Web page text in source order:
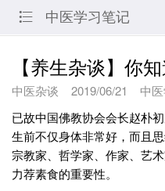
 中医学习笔记
【养生杂谈】你
中医杂谈 2019/06/21
中
已故中国佛教协会会长赵朴
生前不仅身体非常好，而且
宗教家、哲学家、作家、艺
力荐素食的重要性。